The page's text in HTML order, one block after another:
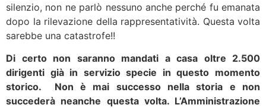
silenzio, non ne parlò nessuno anche perché fu emanata
dopo la rilevazione della rappresentatività. Questa volta
sarebbe una catastrofe!!
Di certo non saranno mandati a casa oltre 2.500
dirigenti già in servizio specie in questo momento
storico. Non è mai successo nella storia e non
succederà neanche questa volta. L’Amministrazione